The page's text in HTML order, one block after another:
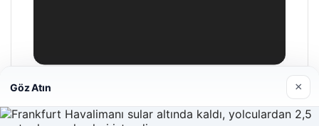
Hastaş Beton
26/05/2026
Göz Atın ×